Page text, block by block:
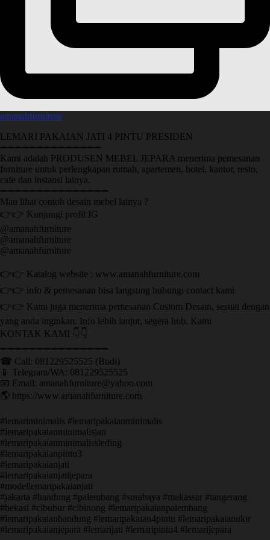
amanahfurniture
LEMARI PAKAIAN JATI 4 PINTU PRESIDEN
➖➖➖➖➖➖➖➖➖➖➖➖➖➖
Kami adalah PRODUSEN MEBEL JEPARA menerima pemesanan
furniture untuk perlengkapan rumah, apartemen, hotel, kantor, resto,
cafe dan instansi lainya.
➖➖➖➖➖➖➖➖➖➖➖➖➖➖➖
Mau lihat contoh desain mebel lainya ?
👉👉 Kunjungi profil IG
@amanahfurniture
@amanahfurniture
@amanahfurniture
👉👉 Katalog website : www.amanahfurniture.com
👉👉 info & pemesanan bisa langsung hubungi contact kami
👉👉 Kami juga menerima pemesanan Custom Desain, sesuai dengan
yang anda inginkan. Info lebih lanjut, segera hub. Kami
KONTAK KAMI 👇👇
➖➖➖➖➖➖➖➖➖➖➖➖➖➖➖ ㅤ
☎ Call: 081229525525 (Budi)
📱 Telegram/WA: 081229525525
📧 Email: amanahfurniture@yahoo.com
🌎 https://www.amanahfurniture.com
#lemariminimalis #lemaripakaianminimalis
#lemaripakaianminimalisjati
#lemaripakaianminimalissleding
#lemaripakaianpintu3
#lemaripakaianjati
#lemaripakaianjatijepara
#modellemaripakaianjati
#jakarta #bandung #palembang #surabaya #makassar #tangerang
#bekasi #cibubur #cibinong #lemaripakaianpalembang
#lemaripakaianbandung #lemaripakaian4pintu #lemaripakaianukir
#lemaripakaianjepara #lemarijati #lemaripintu4 #lemarijepara